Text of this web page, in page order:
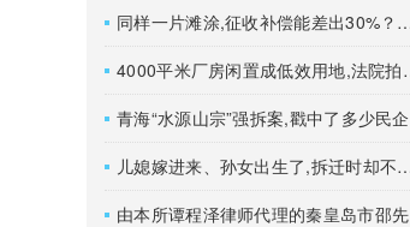
同样一片滩涂,征收补偿能差出30%？关键看一个标签！
4000平米厂房闲置成低效用地,法院拍卖没人要？
青海“水源山宗”强拆案,戳中了多少民企的痛？招商时热情似火,拆迁时翻脸不认！
儿媳嫁进来、孙女出生了,拆迁时却不算安置人口？
由本所谭程泽律师代理的秦皇岛市邵先生撤销不予补偿决定一案胜诉